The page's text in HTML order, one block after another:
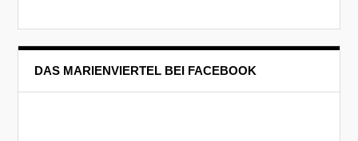
DAS MARIENVIERTEL BEI FACEBOOK